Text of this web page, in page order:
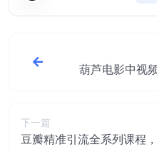
葫芦电影中视
下一篇
豆瓣精准引流全系列课程